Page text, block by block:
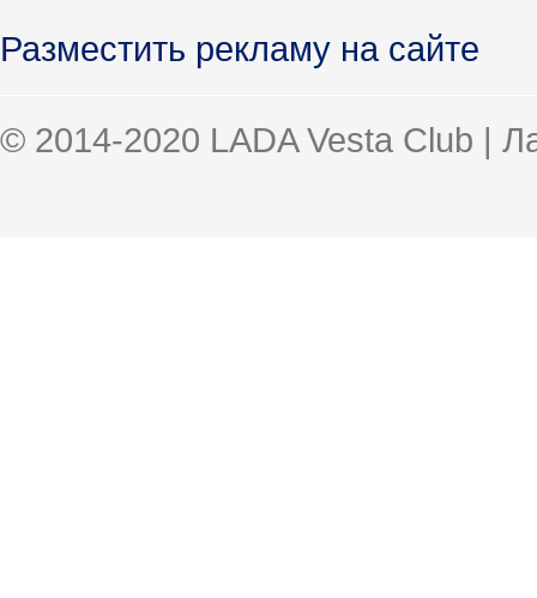
Разместить рекламу на сайте
© 2014-2020 LADA Vesta Club |